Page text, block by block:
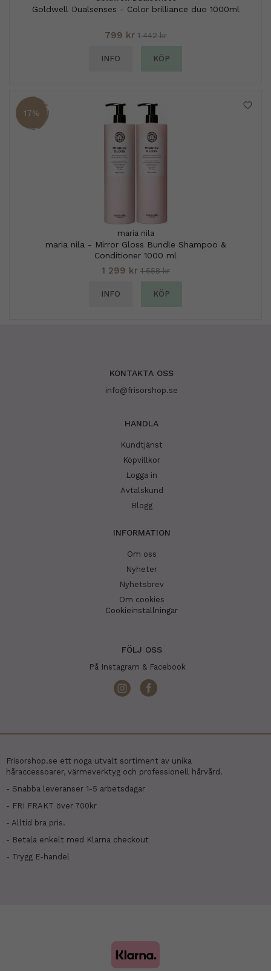
Goldwell Dualsenses - Color brilliance duo 1000ml
799 kr 1 442 kr
INFO KÖP
17%
maria nila
maria nila - Mirror Gloss Bundle Shampoo &
Conditioner 1000 ml
1 299 kr 1 558 kr
INFO KÖP
KONTAKTA OSS
info@frisorshop.se
HANDLA
Kundtjänst
Köpvillkor
Logga in
Avtalskund
Blogg
INFORMATION
Om oss
Nyheter
Nyhetsbrev
Om cookies
Cookieinställningar
FÖLJ OSS
På Instagram & Facebook
Frisorshop.se ett noga utvalt sortiment av unika
håraccessoarer, värmeverktyg och professionell hårvård.
- Snabba leveranser 1-5 arbetsdagar
- FRI FRAKT över 700kr
- Alltid bra pris.
- Betala enkelt med Klarna checkout
- Trygg E-handel